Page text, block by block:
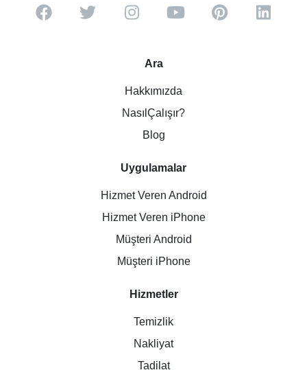
Ara
Hakkımızda
NasılÇalışır?
Blog
Uygulamalar
Hizmet Veren Android
Hizmet Veren iPhone
Müşteri Android
Müşteri iPhone
Hizmetler
Temizlik
Nakliyat
Tadilat